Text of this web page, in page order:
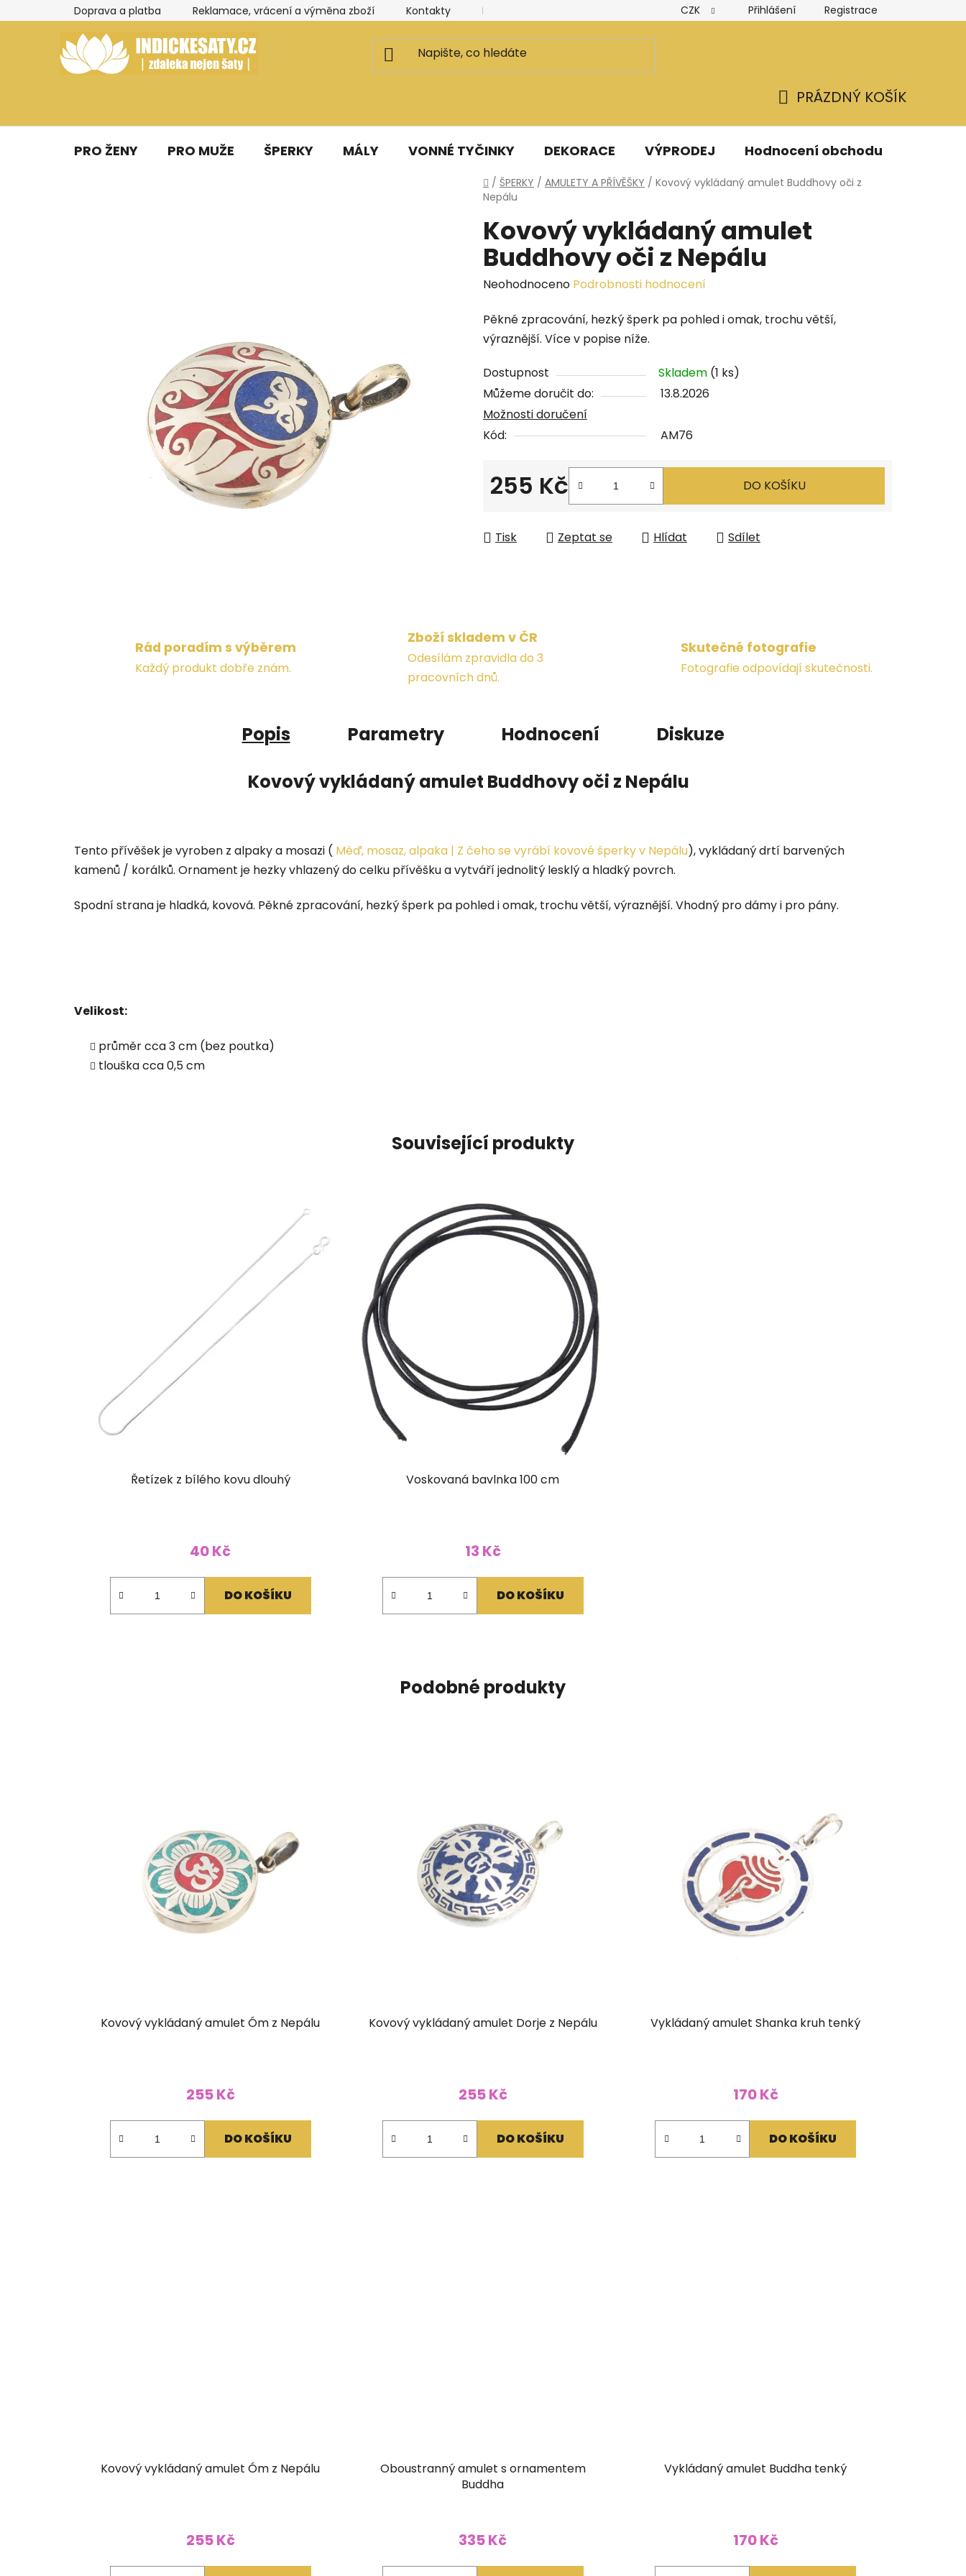
na
Doprava a platba Reklamace, vrácení a výměna zboží Kontakty Kancelář a ateliér Hodnocení obchodu Obchodní podmínky
CZK Přihlášení Registrace
KOŠÍK
PRÁZDNÝ KOŠÍK
PRO ŽENY PRO MUŽE ŠPERKY MÁLY VONNÉ TYČINKY DEKORACE VÝPRODEJ Hodnocení obchodu
Domů
/ ŠPERKY / AMULETY A PŘÍVĚŠKY / Kovový vykládaný amulet Buddhovy oči z
Nepálu
Kovový vykládaný amulet
Buddhovy oči z Nepálu
Průměrné
produktu
je
z
5
hvězdiček.
Neohodnoceno Podrobnosti hodnocení
Pěkné zpracování, hezký šperk pa pohled i omak, trochu větší,
výraznější. Více v popise níže.
Dostupnost Skladem (1 ks)
Můžeme doručit do:
13.8.2026
Možnosti doručení
Kód:
AM76
255 Kč DO KOŠÍKU
Tisk Zeptat se Hlídat Sdílet
Rád poradím s výběrem
Každý produkt dobře znám.
Zboží skladem v ČR
Odesílám zpravidla do 3
pracovních dnů.
Skutečné fotografie
Fotografie odpovídají skutečnosti.
Popis Parametry Hodnocení
Diskuze
Kovový vykládaný amulet Buddhovy oči z Nepálu
Tento přívěšek je vyroben z alpaky a mosazi ( Měď, mosaz, alpaka | Z čeho se vyrábí kovové šperky v Nepálu), vykládaný drtí barvených
kamenů / korálků. Ornament je hezky vhlazený do celku přívěšku a vytváří jednolitý lesklý a hladký povrch.
Spodní strana je hladká, kovová. Pěkné zpracování, hezký šperk pa pohled i omak, trochu větší, výraznější. Vhodný pro dámy i pro pány.
Velikost:
průměr cca 3 cm (bez poutka)
tlouška cca 0,5 cm
Související produkty
Řetízek z bílého kovu dlouhý
40 Kč
DO KOŠÍKU
Voskovaná bavlnka 100 cm
13 Kč
DO KOŠÍKU
Podobné produkty
Kovový vykládaný amulet Óm z Nepálu
255 Kč
DO KOŠÍKU
Kovový vykládaný amulet Dorje z Nepálu
255 Kč
DO KOŠÍKU
Vykládaný amulet Shanka kruh tenký
170 Kč
DO KOŠÍKU
Kovový vykládaný amulet Óm z Nepálu
255 Kč
Oboustranný amulet s ornamentem
Buddha
335 Kč
Vykládaný amulet Buddha tenký
170 Kč